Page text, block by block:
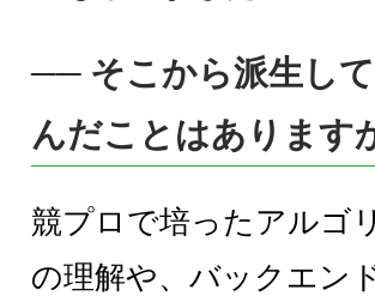
── そこから派生し
んだことはあります
競プロで培ったアルゴ
の理解や、バックエン